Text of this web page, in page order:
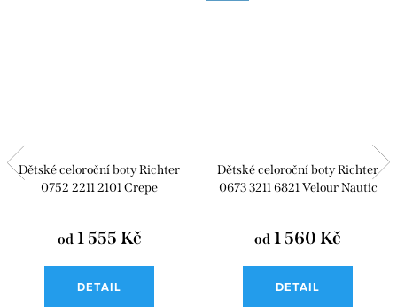
Dětské celoroční boty Richter
0752 2211 2101 Crepe
od1 555 Kč
DETAIL
Dětské celoroční boty Richter
0673 3211 6821 Velour Nautic
od 1 560 Kč
DETAIL